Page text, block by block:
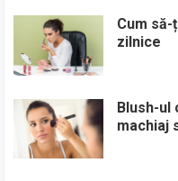
Cum
zilnice
Blush-ul
machiaj